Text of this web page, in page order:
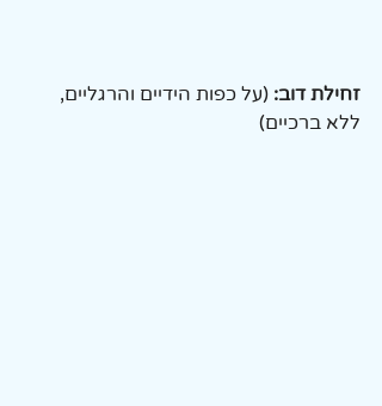
זחילת דוב: (על כפות הידיים והרגליים,
ללא ברכיים)